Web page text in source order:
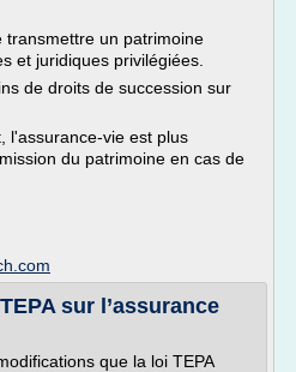
transmettre un patrimoine
et juridiques privilégiées.
de droits de succession sur
l'assurance-vie est plus
du patrimoine en cas de
sur l’assurance
que la loi TEPA